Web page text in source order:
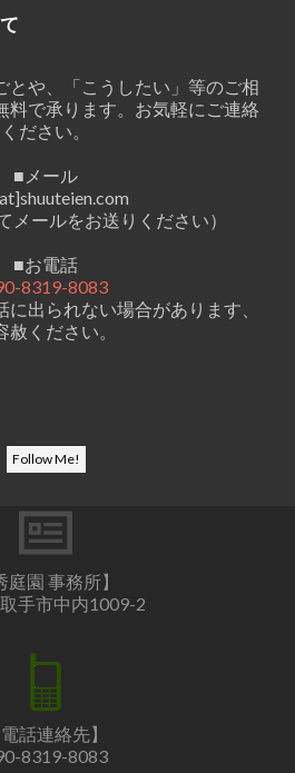
とや、「こうしたい」等のご相
料で承ります。お気軽にご連絡
ください。
■メール
メールをお送りください）
■お電話
8319-8083
出られない場合があります、
赦ください。
Follow Me!
庭園 事務所】
手市中内1009-2
電話連絡先】
8319-8083